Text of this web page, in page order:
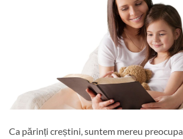
Ca părinți creștini, suntem mereu